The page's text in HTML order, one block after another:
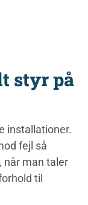
styr på
installationer.
fejl så
når man taler
til